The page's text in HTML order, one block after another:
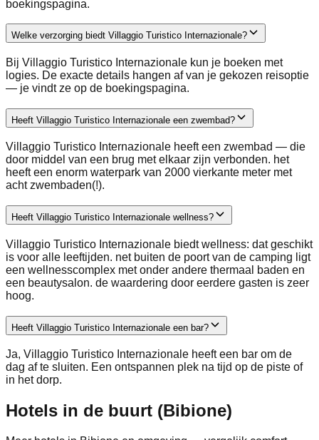
boekingspagina.
Welke verzorging biedt Villaggio Turistico Internazionale?
Bij Villaggio Turistico Internazionale kun je boeken met
logies. De exacte details hangen af van je gekozen reisoptie
— je vindt ze op de boekingspagina.
Heeft Villaggio Turistico Internazionale een zwembad?
Villaggio Turistico Internazionale heeft een zwembad — die
door middel van een brug met elkaar zijn verbonden. het
heeft een enorm waterpark van 2000 vierkante meter met
acht zwembaden(!).
Heeft Villaggio Turistico Internazionale wellness?
Villaggio Turistico Internazionale biedt wellness: dat geschikt
is voor alle leeftijden. net buiten de poort van de camping ligt
een wellnesscomplex met onder andere thermaal baden en
een beautysalon. de waardering door eerdere gasten is zeer
hoog.
Heeft Villaggio Turistico Internazionale een bar?
Ja, Villaggio Turistico Internazionale heeft een bar om de
dag af te sluiten. Een ontspannen plek na tijd op de piste of
in het dorp.
Hotels in de buurt (Bibione)